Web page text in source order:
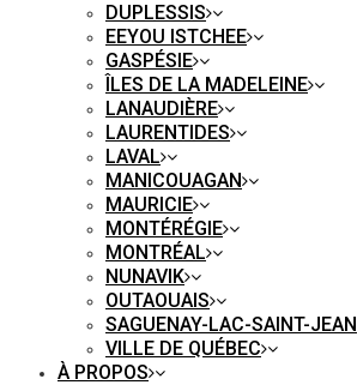
DUPLESSIS
EEYOU ISTCHEE
GASPÉSIE
ÎLES DE LA MADELEINE
LANAUDIÈRE
LAURENTIDES
LAVAL
MANICOUAGAN
MAURICIE
MONTÉRÉGIE
MONTRÉAL
NUNAVIK
OUTAOUAIS
SAGUENAY-LAC-SAINT-JEAN
VILLE DE QUÉBEC
À PROPOS